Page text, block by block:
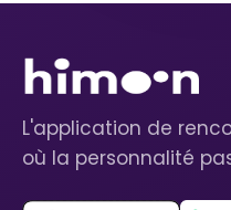
L'application de
où la personnalité